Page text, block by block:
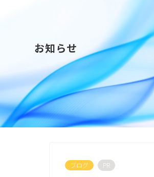
お知らせ
ブログ PR